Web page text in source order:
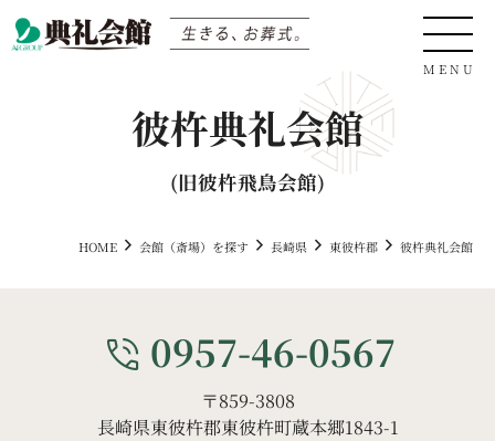
彼杵典礼会館
(旧彼杵飛鳥会館)
HOME 会館（斎場）を探す 長崎県 東彼杵郡 彼杵典礼会館
phone_in_talk 0957-46-0567
〒859-3808
長崎県東彼杵郡東彼杵町蔵本郷1843-1
0120-04-05-06